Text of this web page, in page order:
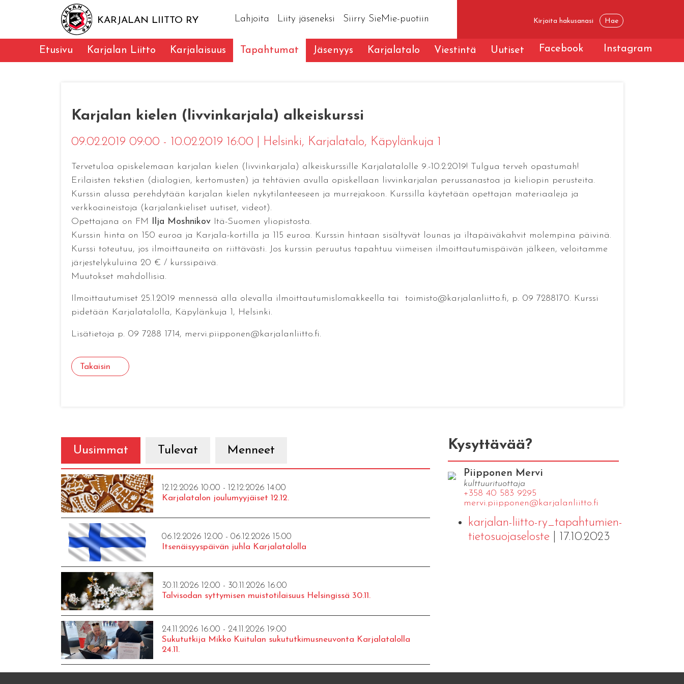
KARJALAN LIITTO RY Lahjoita Liity jäseneksi Siirry SieMie-puotiin
Etusivu Karjalan Liitto Karjalaisuus Tapahtumat Jäsenyys Karjalatalo Viestintä Uutiset Facebook Instagram
Karjalan kielen (livvinkarjala) alkeiskurssi
09.02.2019 09:00 - 10.02.2019 16:00 Helsinki, Karjalatalo, Käpylänkuja 1
Tervetuloa opiskelemaan karjalan kielen (livvinkarjala) alkeiskurssille Karjalatalolle 9.-10.2.2019! Tulgua terveh opastumah!
Erilaisten tekstien (dialogien, kertomusten) ja tehtävien avulla opiskellaan livvinkarjalan perussanastoa ja kieliopin perusteita.
Kurssin alussa perehdytään karjalan kielen nykytilanteeseen ja murrejakoon. Kurssilla käytetään opettajan materiaaleja ja
verkkoaineistoja (karjalankieliset uutiset, videot).
Opettajana on FM Ilja MoshnikovItä-Suomen yliopistosta.
Kurssin hinta on 150 euroa ja Karjala-kortilla ja 115 euroa. Kurssin hintaan sisältyvät lounas ja iltapäiväkahvit molempina päivinä.
Kurssi toteutuu, jos ilmoittauneita on riittävästi. Jos kurssin peruutus tapahtuu viimeisen ilmoittautumispäivän jälkeen, veloitamme
järjestelykuluina 20 € / kurssipäivä.
Muutokset mahdollisia.
Ilmoittautumiset 25.1.2019 mennessä alla olevalla ilmoittautumislomakkeella tai toimisto@karjalanliitto.fi, p. 09 7288170. Kurssi
pidetään Karjalatalolla, Käpylänkuja 1, Helsinki.
Lisätietoja p. 09 7288 1714, mervi.piipponen@karjalanliitto.fi.
Takaisin
Uusimmat Tulevat Menneet
12.12.2026 10:00 - 12.12.2026 14:00
Karjalatalon joulumyyjäiset 12.12.
06.12.2026 12:00 - 06.12.2026 15:00
Itsenäisyyspäivän juhla Karjalatalolla
30.11.2026 12:00 - 30.11.2026 16:00
Talvisodan syttymisen muistotilaisuus Helsingissä 30.11.
24.11.2026 16:00 - 24.11.2026 19:00
Sukututkija Mikko Kuitulan sukututkimusneuvonta Karjalatalolla
24.11.
Kysyttävää?
Piipponen Mervi
kulttuurituottaja
+358 40 583 9295
mervi.​piipponen@​kar​jala​nlii​tto.​fi
karjalan-liitto-ry_tapahtumien-
tietosuojaseloste| 17.10.2023